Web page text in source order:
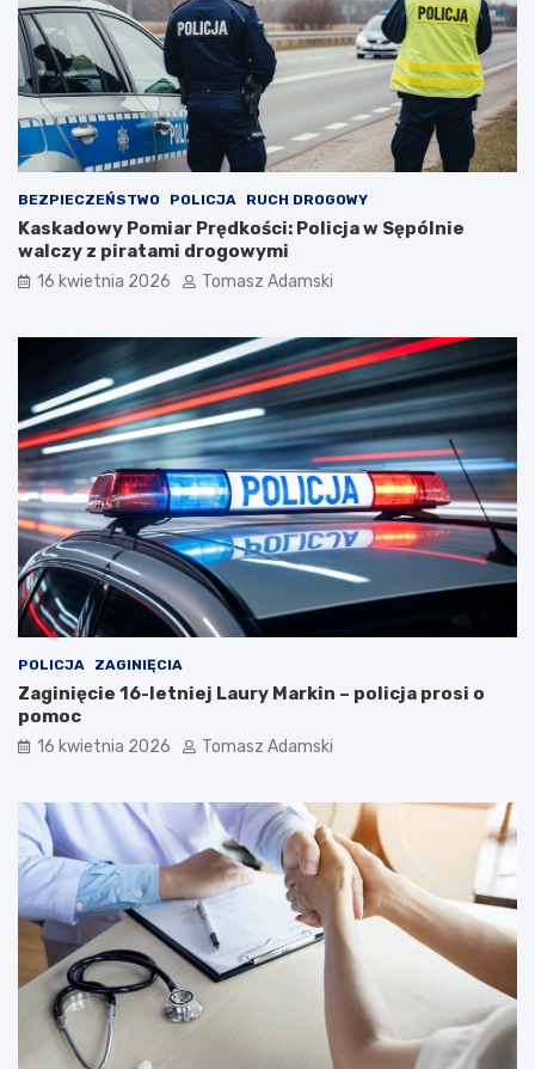
BEZPIECZEŃSTWO POLICJA RUCH DROGOWY
Kaskadowy Pomiar Prędkości: Policja w Sępólnie
walczy z piratami drogowymi
16 kwietnia 2026 Tomasz Adamski
POLICJA ZAGINIĘCIA
Zaginięcie 16-letniej Laury Markin – policja prosi o
pomoc
16 kwietnia 2026 Tomasz Adamski